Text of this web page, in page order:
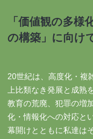
「価値観の多様
の構築」に向け
20世紀は、高度化・複
上比類なき発展と成熟
教育の荒廃、犯罪の増
化・情報化への対応と
幕開けとともに私達は